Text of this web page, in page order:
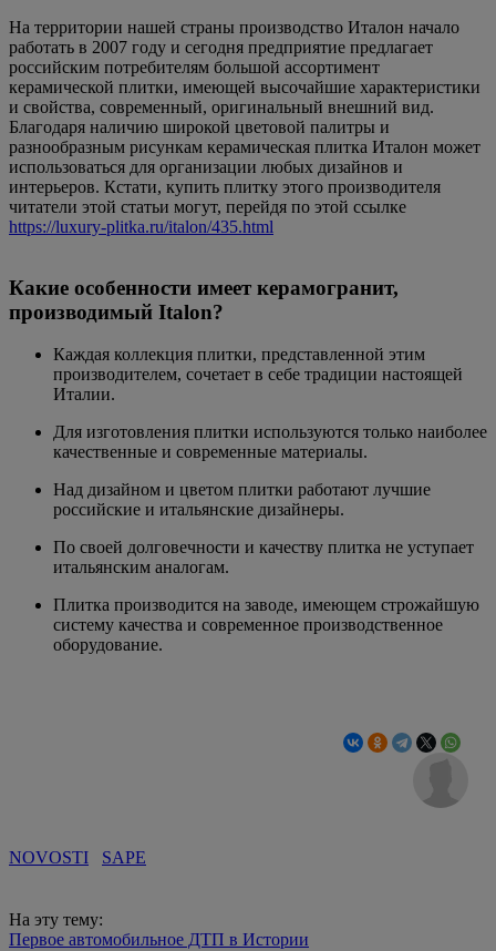
На территории нашей страны производство Италон начало
работать в 2007 году и сегодня предприятие предлагает
российским потребителям большой ассортимент
керамической плитки, имеющей высочайшие характеристики
и свойства, современный, оригинальный внешний вид.
Благодаря наличию широкой цветовой палитры и
разнообразным рисункам керамическая плитка Италон может
использоваться для организации любых дизайнов и
интерьеров. Кстати, купить плитку этого производителя
читатели этой статьи могут, перейдя по этой ссылке
https://luxury-plitka.ru/italon/435.html
Какие особенности имеет керамогранит,
производимый Italon?
Каждая коллекция плитки, представленной этим
производителем, сочетает в себе традиции настоящей
Италии.
Для изготовления плитки используются только наиболее
качественные и современные материалы.
Над дизайном и цветом плитки работают лучшие
российские и итальянские дизайнеры.
По своей долговечности и качеству плитка не уступает
итальянским аналогам.
Плитка производится на заводе, имеющем строжайшую
систему качества и современное производственное
оборудование.
NOVOSTI SAPE
На эту тему:
Первое автомобильное ДТП в Истории